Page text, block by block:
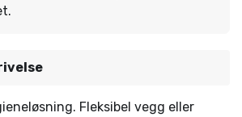
Fleksibel vegg eller